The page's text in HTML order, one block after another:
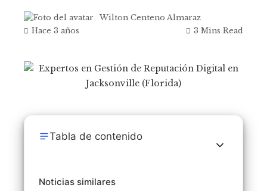
Wilton Centeno Almaraz
Hace 3 años
3 Mins Read
Tabla de contenido
Noticias similares